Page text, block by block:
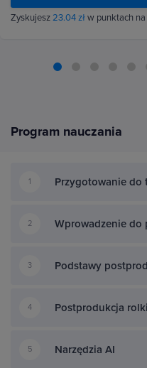
Zyskujesz23.04 złw punktach
Program nauczania
1 Przygotowanie do
2 Wprowadzenie do
3 Podstawy
4 Postprodukcja rolki
5 Narzędzia AI